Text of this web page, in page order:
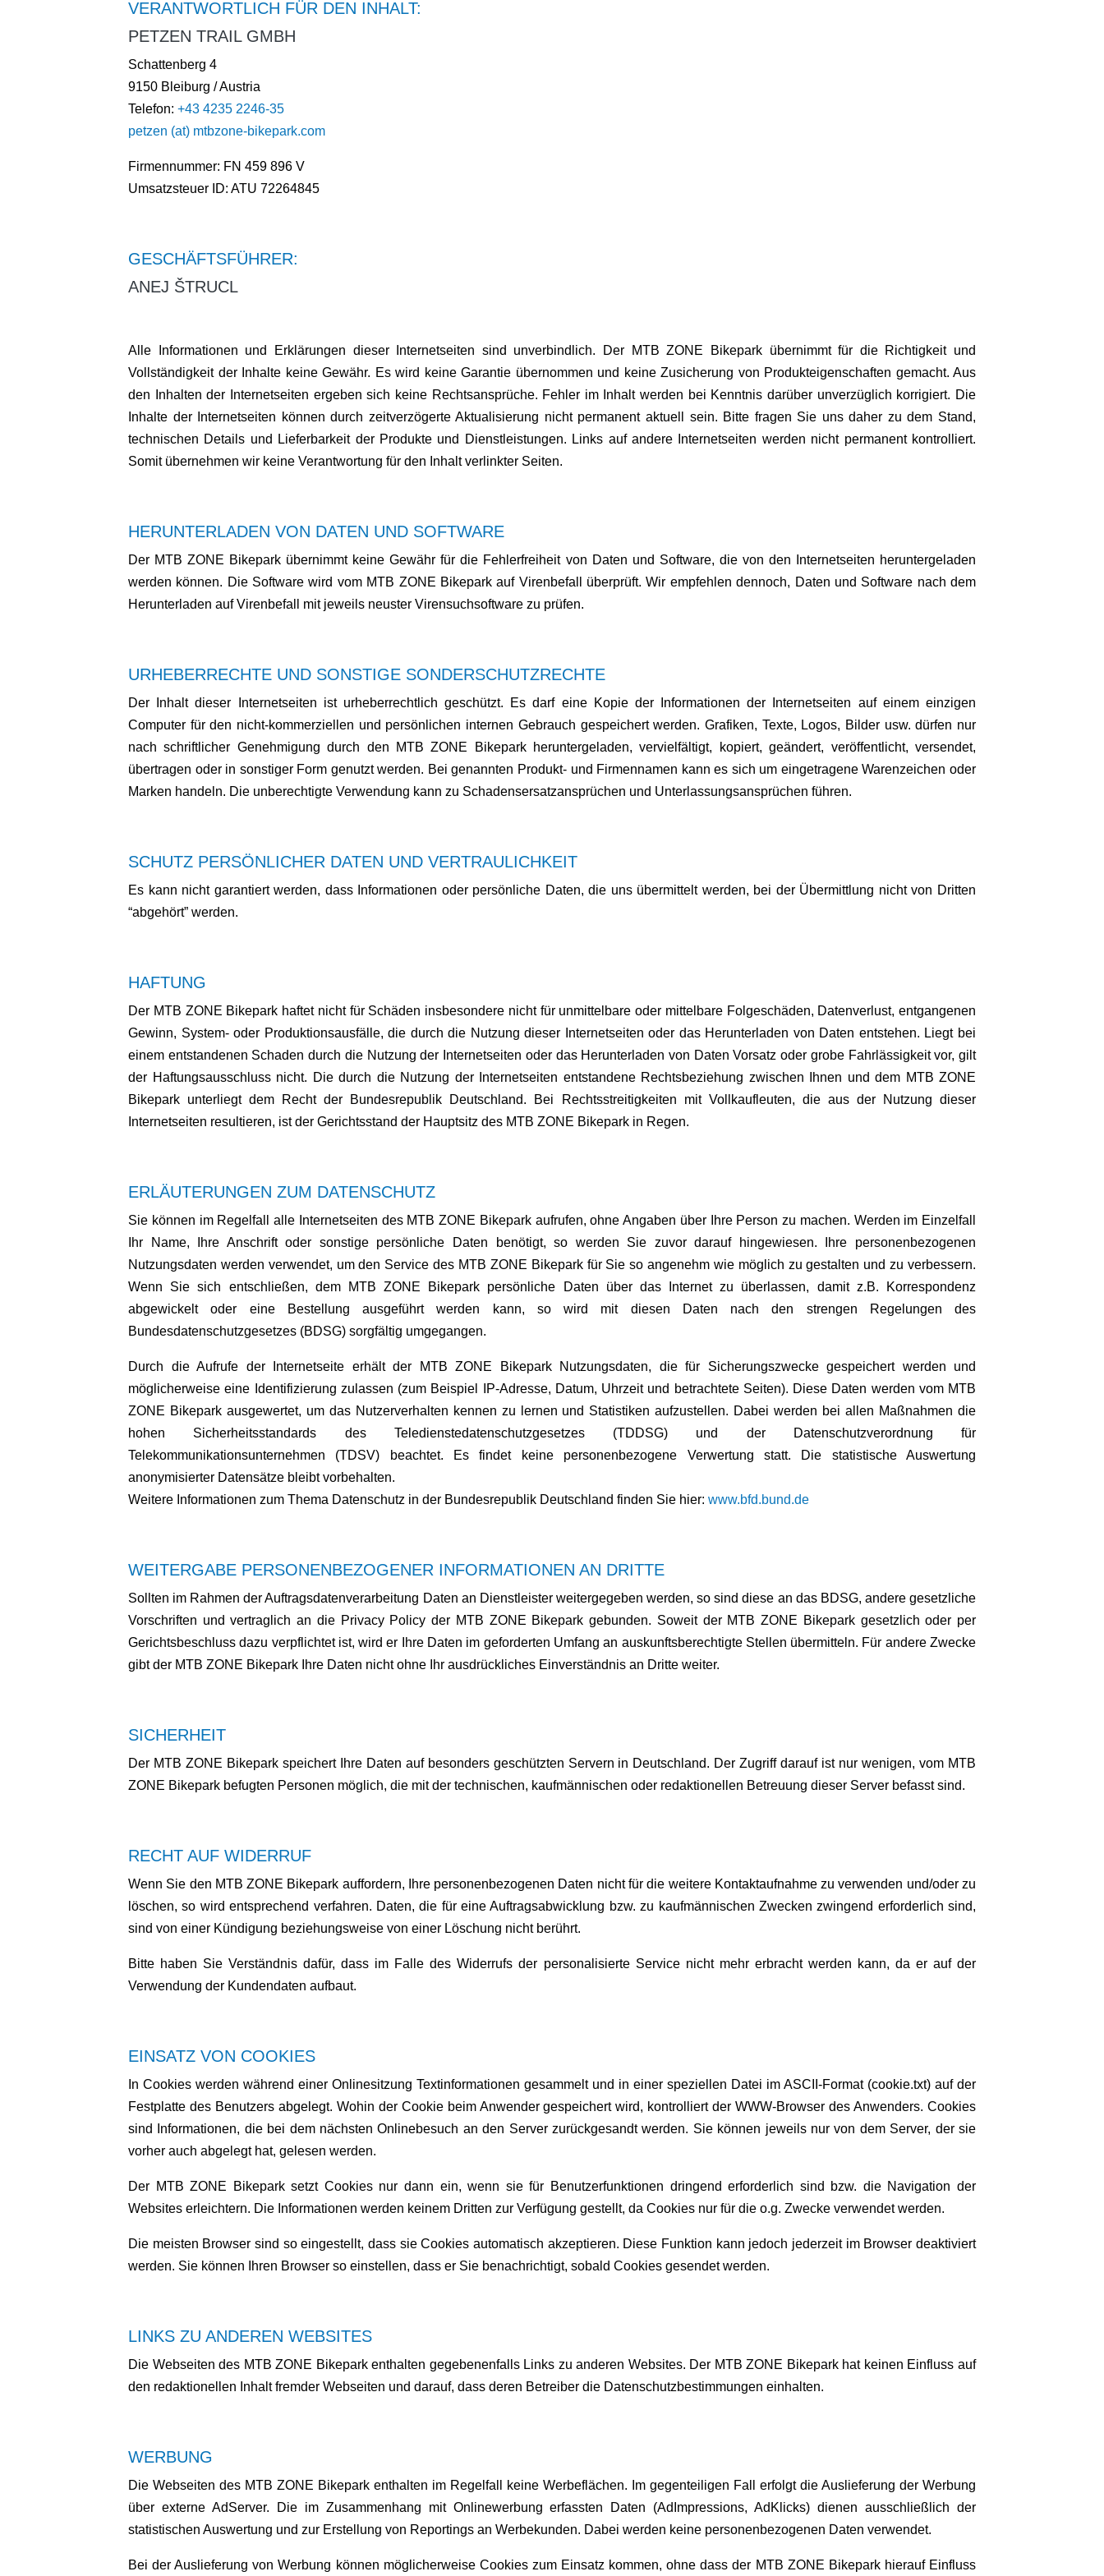
VERANTWORTLICH FÜR DEN INHALT:
PETZEN TRAIL GMBH
Schattenberg 4
9150 Bleiburg / Austria
Telefon: +43 4235 2246-35
petzen (at) mtbzone-bikepark.com
Firmennummer: FN 459 896 V
Umsatzsteuer ID: ATU 72264845
GESCHÄFTSFÜHRER:
ANEJ ŠTRUCL
Alle Informationen und Erklärungen dieser Internetseiten sind unverbindlich. Der MTB ZONE Bikepark übernimmt für die Richtigkeit und
Vollständigkeit der Inhalte keine Gewähr. Es wird keine Garantie übernommen und keine Zusicherung von Produkteigenschaften gemacht. Aus
den Inhalten der Internetseiten ergeben sich keine Rechtsansprüche. Fehler im Inhalt werden bei Kenntnis darüber unverzüglich korrigiert. Die
Inhalte der Internetseiten können durch zeitverzögerte Aktualisierung nicht permanent aktuell sein. Bitte fragen Sie uns daher zu dem Stand,
technischen Details und Lieferbarkeit der Produkte und Dienstleistungen. Links auf andere Internetseiten werden nicht permanent kontrolliert.
Somit übernehmen wir keine Verantwortung für den Inhalt verlinkter Seiten.
HERUNTERLADEN VON DATEN UND SOFTWARE
Der MTB ZONE Bikepark übernimmt keine Gewähr für die Fehlerfreiheit von Daten und Software, die von den Internetseiten heruntergeladen
werden können. Die Software wird vom MTB ZONE Bikepark auf Virenbefall überprüft. Wir empfehlen dennoch, Daten und Software nach dem
Herunterladen auf Virenbefall mit jeweils neuster Virensuchsoftware zu prüfen.
URHEBERRECHTE UND SONSTIGE SONDERSCHUTZRECHTE
Der Inhalt dieser Internetseiten ist urheberrechtlich geschützt. Es darf eine Kopie der Informationen der Internetseiten auf einem einzigen
Computer für den nicht-kommerziellen und persönlichen internen Gebrauch gespeichert werden. Grafiken, Texte, Logos, Bilder usw. dürfen nur
nach schriftlicher Genehmigung durch den MTB ZONE Bikepark heruntergeladen, vervielfältigt, kopiert, geändert, veröffentlicht, versendet,
übertragen oder in sonstiger Form genutzt werden. Bei genannten Produkt- und Firmennamen kann es sich um eingetragene Warenzeichen oder
Marken handeln. Die unberechtigte Verwendung kann zu Schadensersatzansprüchen und Unterlassungsansprüchen führen.
SCHUTZ PERSÖNLICHER DATEN UND VERTRAULICHKEIT
Es kann nicht garantiert werden, dass Informationen oder persönliche Daten, die uns übermittelt werden, bei der Übermittlung nicht von Dritten
“abgehört” werden.
HAFTUNG
Der MTB ZONE Bikepark haftet nicht für Schäden insbesondere nicht für unmittelbare oder mittelbare Folgeschäden, Datenverlust, entgangenen
Gewinn, System- oder Produktionsausfälle, die durch die Nutzung dieser Internetseiten oder das Herunterladen von Daten entstehen. Liegt bei
einem entstandenen Schaden durch die Nutzung der Internetseiten oder das Herunterladen von Daten Vorsatz oder grobe Fahrlässigkeit vor, gilt
der Haftungsausschluss nicht. Die durch die Nutzung der Internetseiten entstandene Rechtsbeziehung zwischen Ihnen und dem MTB ZONE
Bikepark unterliegt dem Recht der Bundesrepublik Deutschland. Bei Rechtsstreitigkeiten mit Vollkaufleuten, die aus der Nutzung dieser
Internetseiten resultieren, ist der Gerichtsstand der Hauptsitz des MTB ZONE Bikepark in Regen.
ERLÄUTERUNGEN ZUM DATENSCHUTZ
Sie können im Regelfall alle Internetseiten des MTB ZONE Bikepark aufrufen, ohne Angaben über Ihre Person zu machen. Werden im Einzelfall
Ihr Name, Ihre Anschrift oder sonstige persönliche Daten benötigt, so werden Sie zuvor darauf hingewiesen. Ihre personenbezogenen
Nutzungsdaten werden verwendet, um den Service des MTB ZONE Bikepark für Sie so angenehm wie möglich zu gestalten und zu verbessern.
Wenn Sie sich entschließen, dem MTB ZONE Bikepark persönliche Daten über das Internet zu überlassen, damit z.B. Korrespondenz
abgewickelt oder eine Bestellung ausgeführt werden kann, so wird mit diesen Daten nach den strengen Regelungen des
Bundesdatenschutzgesetzes (BDSG) sorgfältig umgegangen.
Durch die Aufrufe der Internetseite erhält der MTB ZONE Bikepark Nutzungsdaten, die für Sicherungszwecke gespeichert werden und
möglicherweise eine Identifizierung zulassen (zum Beispiel IP-Adresse, Datum, Uhrzeit und betrachtete Seiten). Diese Daten werden vom MTB
ZONE Bikepark ausgewertet, um das Nutzerverhalten kennen zu lernen und Statistiken aufzustellen. Dabei werden bei allen Maßnahmen die
hohen Sicherheitsstandards des Teledienstedatenschutzgesetzes (TDDSG) und der Datenschutzverordnung für
Telekommunikationsunternehmen (TDSV) beachtet. Es findet keine personenbezogene Verwertung statt. Die statistische Auswertung
anonymisierter Datensätze bleibt vorbehalten.
Weitere Informationen zum Thema Datenschutz in der Bundesrepublik Deutschland finden Sie hier: www.bfd.bund.de
WEITERGABE PERSONENBEZOGENER INFORMATIONEN AN DRITTE
Sollten im Rahmen der Auftragsdatenverarbeitung Daten an Dienstleister weitergegeben werden, so sind diese an das BDSG, andere gesetzliche
Vorschriften und vertraglich an die Privacy Policy der MTB ZONE Bikepark gebunden. Soweit der MTB ZONE Bikepark gesetzlich oder per
Gerichtsbeschluss dazu verpflichtet ist, wird er Ihre Daten im geforderten Umfang an auskunftsberechtigte Stellen übermitteln. Für andere Zwecke
gibt der MTB ZONE Bikepark Ihre Daten nicht ohne Ihr ausdrückliches Einverständnis an Dritte weiter.
SICHERHEIT
Der MTB ZONE Bikepark speichert Ihre Daten auf besonders geschützten Servern in Deutschland. Der Zugriff darauf ist nur wenigen, vom MTB
ZONE Bikepark befugten Personen möglich, die mit der technischen, kaufmännischen oder redaktionellen Betreuung dieser Server befasst sind.
RECHT AUF WIDERRUF
Wenn Sie den MTB ZONE Bikepark auffordern, Ihre personenbezogenen Daten nicht für die weitere Kontaktaufnahme zu verwenden und/oder zu
löschen, so wird entsprechend verfahren. Daten, die für eine Auftragsabwicklung bzw. zu kaufmännischen Zwecken zwingend erforderlich sind,
sind von einer Kündigung beziehungsweise von einer Löschung nicht berührt.
Bitte haben Sie Verständnis dafür, dass im Falle des Widerrufs der personalisierte Service nicht mehr erbracht werden kann, da er auf der
Verwendung der Kundendaten aufbaut.
EINSATZ VON COOKIES
In Cookies werden während einer Onlinesitzung Textinformationen gesammelt und in einer speziellen Datei im ASCII-Format (cookie.txt) auf der
Festplatte des Benutzers abgelegt. Wohin der Cookie beim Anwender gespeichert wird, kontrolliert der WWW-Browser des Anwenders. Cookies
sind Informationen, die bei dem nächsten Onlinebesuch an den Server zurückgesandt werden. Sie können jeweils nur von dem Server, der sie
vorher auch abgelegt hat, gelesen werden.
Der MTB ZONE Bikepark setzt Cookies nur dann ein, wenn sie für Benutzerfunktionen dringend erforderlich sind bzw. die Navigation der
Websites erleichtern. Die Informationen werden keinem Dritten zur Verfügung gestellt, da Cookies nur für die o.g. Zwecke verwendet werden.
Die meisten Browser sind so eingestellt, dass sie Cookies automatisch akzeptieren. Diese Funktion kann jedoch jederzeit im Browser deaktiviert
werden. Sie können Ihren Browser so einstellen, dass er Sie benachrichtigt, sobald Cookies gesendet werden.
LINKS ZU ANDEREN WEBSITES
Die Webseiten des MTB ZONE Bikepark enthalten gegebenenfalls Links zu anderen Websites. Der MTB ZONE Bikepark hat keinen Einfluss auf
den redaktionellen Inhalt fremder Webseiten und darauf, dass deren Betreiber die Datenschutzbestimmungen einhalten.
WERBUNG
Die Webseiten des MTB ZONE Bikepark enthalten im Regelfall keine Werbeflächen. Im gegenteiligen Fall erfolgt die Auslieferung der Werbung
über externe AdServer. Die im Zusammenhang mit Onlinewerbung erfassten Daten (AdImpressions, AdKlicks) dienen ausschließlich der
statistischen Auswertung und zur Erstellung von Reportings an Werbekunden. Dabei werden keine personenbezogenen Daten verwendet.
Bei der Auslieferung von Werbung können möglicherweise Cookies zum Einsatz kommen, ohne dass der MTB ZONE Bikepark hierauf Einfluss